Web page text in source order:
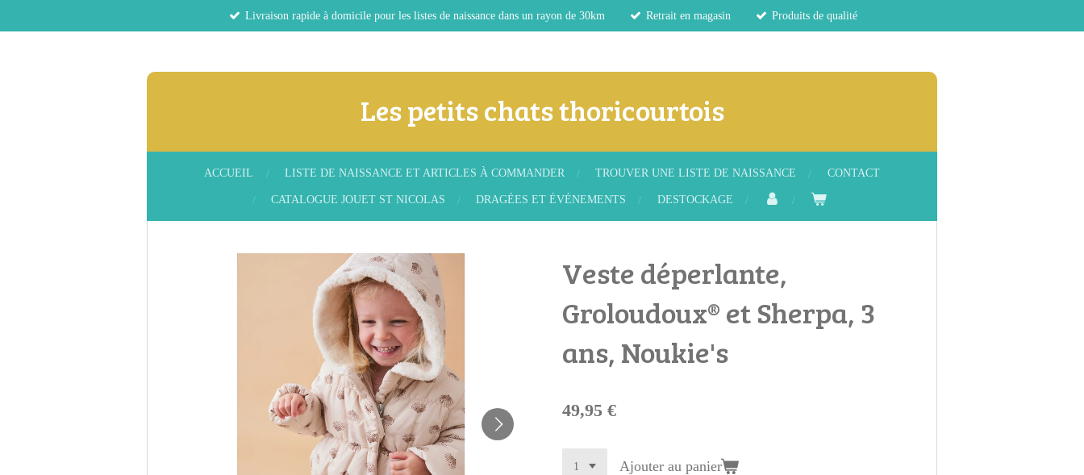
Livraison rapide à domicile pour les listes de naissance dans un rayon de 30km Retrait en magasin Produits de qualité
Les petits chats thoricourtois
ACCUEIL LISTE DE NAISSANCE ET ARTICLES À COMMANDER TROUVER UNE LISTE DE NAISSANCE CONTACT
CATALOGUE JOUET ST NICOLAS DRAGÉES ET ÉVÉNEMENTS DESTOCKAGE
Veste déperlante,
Groloudoux® et Sherpa, 3
ans, Noukie's
49,95 €
Ajouter au panier